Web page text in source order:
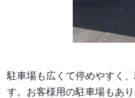
駐車場も広くて停めやすく
す。お客様用の駐車場もあり